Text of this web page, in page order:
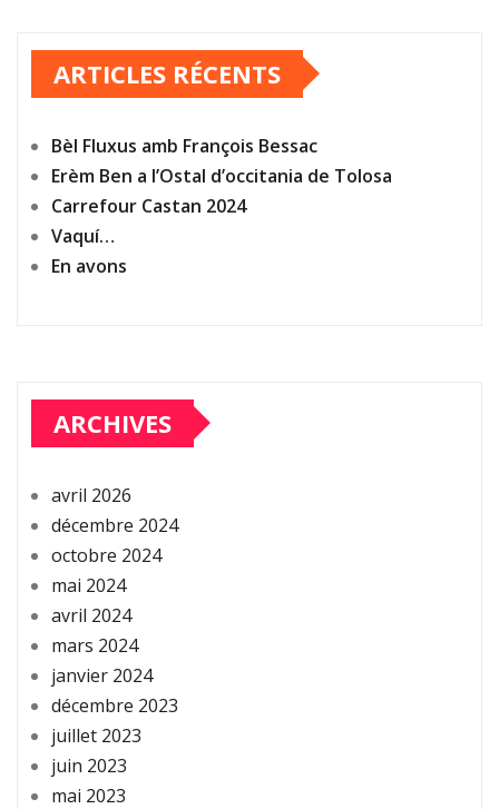
ARTICLES RÉCENTS
Bèl Fluxus amb François Bessac
Erèm Ben a l’Ostal d’occitania de Tolosa
Carrefour Castan 2024
Vaquí…
En avons
ARCHIVES
avril 2026
décembre 2024
octobre 2024
mai 2024
avril 2024
mars 2024
janvier 2024
décembre 2023
juillet 2023
juin 2023
mai 2023